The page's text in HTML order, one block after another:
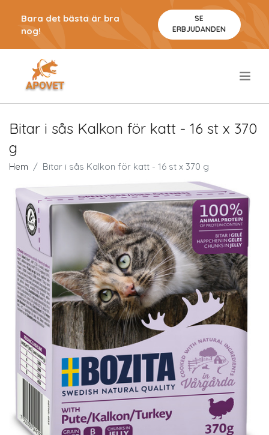
Bara det bästa är bra
nog!
SE
ERBJUDANDEN
Bitar i sås Kalkon för katt - 16 st x 370
g
Hem Bitar i sås Kalkon för katt - 16 st x 370 g